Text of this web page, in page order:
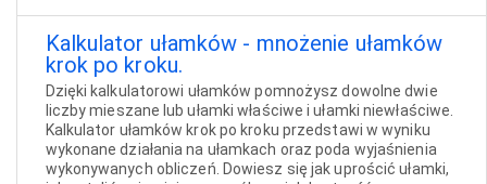
Kalkulator ułamków - mnożenie ułamków
krok po kroku.
Dzięki kalkulatorowi ułamków pomnożysz dowolne dwie
liczby mieszane lub ułamki właściwe i ułamki niewłaściwe.
Kalkulator ułamków krok po kroku przedstawi w wyniku
wykonane działania na ułamkach oraz poda wyjaśnienia
wykonywanych obliczeń. Dowiesz się jak uprościć ułamki,